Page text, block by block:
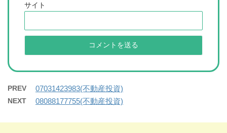
サイト
PREV 07031423983(不動産投資)
NEXT 08088177755(不動産投資)